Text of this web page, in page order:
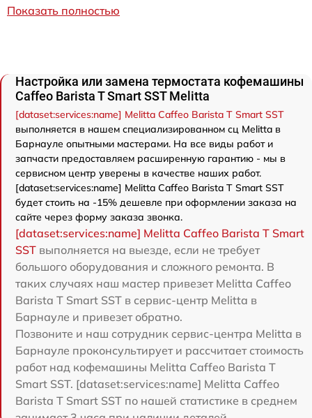
Показать полностью
Настройка или замена термостата кофемашины
Caffeo Barista T Smart SST Melitta
[dataset:services:name] Melitta Caffeo Barista T Smart SST
выполняется в нашем специализированном сц Melitta в
Барнауле опытными мастерами. На все виды работ и
запчасти предоставляем расширенную гарантию - мы в
сервисном центр уверены в качестве наших работ.
[dataset:services:name] Melitta Caffeo Barista T Smart SST
будет стоить на -15% дешевле при оформлении заказа на
сайте через форму заказа звонка.
[dataset:services:name] Melitta Caffeo Barista T Smart
SST выполняется на выезде, если не требует
большого оборудования и сложного ремонта. В
таких случаях наш мастер привезет Melitta Caffeo
Barista T Smart SST в сервис-центр Melitta в
Барнауле и привезет обратно.
Позвоните и наш сотрудник сервис-центра Melitta в
Барнауле проконсультирует и рассчитает стоимость
работ над кофемашины Melitta Caffeo Barista T
Smart SST. [dataset:services:name] Melitta Caffeo
Barista T Smart SST по нашей статистике в среднем